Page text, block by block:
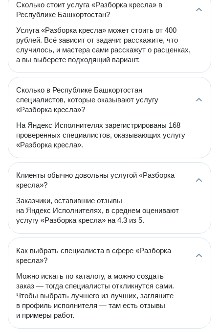
Сколько стоит услуга «Разборка кресла» в
Республике Башкортостан?
Услуга «Разборка кресла» может стоить от 400
рублей. Всё зависит от задачи: расскажите, что
случилось, и мастера сами расскажут о расценках,
а вы выберете подходящий вариант.
Сколько в Республике Башкортостан
специалистов, которые оказывают услугу
«Разборка кресла»?
На Яндекс Исполнителях зарегистрированы 168
проверенных специалистов, оказывающих услугу
«Разборка кресла».
Клиенты обычно довольны услугой «Разборка
кресла»?
Заказчики, оставившие отзывы
на Яндекс Исполнителях, в среднем оценивают
услугу «Разборка кресла» на 4.3 из 5.
Как выбрать специалиста в сфере «Разборка
кресла»?
Можно искать по каталогу, а можно создать
заказ — тогда специалисты откликнутся сами.
Чтобы выбрать лучшего из лучших, загляните
в профиль исполнителя — там есть отзывы
и примеры работ.